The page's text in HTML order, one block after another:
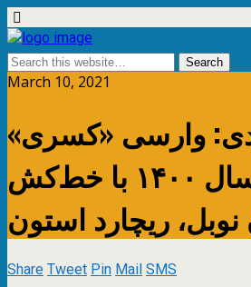
March 10, 2021
وارسی «کسری»
بودجه سال ۱۴۰۰ با خط‌کش
نوبل، ریچارد استون
ShareTweetPinMailSMS